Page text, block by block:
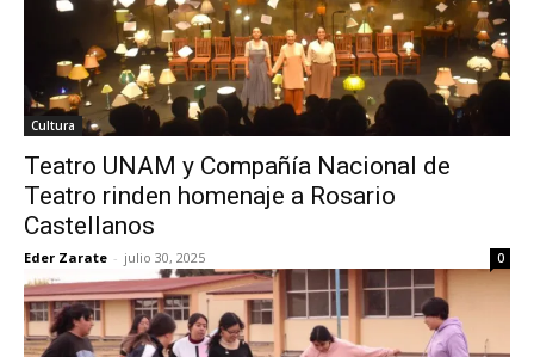
Cultura
Teatro UNAM y Compañía Nacional de
Teatro rinden homenaje a Rosario
Castellanos
Eder Zarate - julio 30, 2025 0